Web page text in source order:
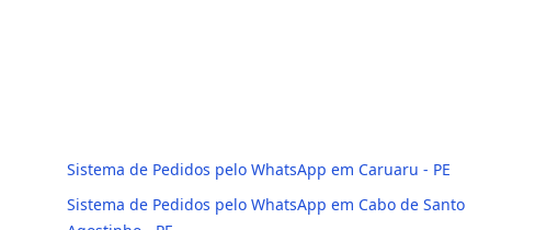
Sistema de Pedidos pelo WhatsApp em Caruaru - PE
Sistema de Pedidos pelo WhatsApp em Cabo de Santo